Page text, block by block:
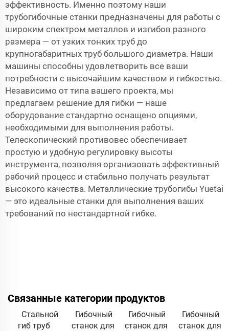
эффективность. Именно поэтому наши
трубогибочные станки предназначены для работы с
широким спектром металлов и изгибов разного
размера — от узких тонких труб до
крупногабаритных труб большого диаметра. Наши
машины способны удовлетворить все ваши
потребности с высочайшим качеством и гибкостью.
Независимо от типа вашего проекта, мы
предлагаем решение для гибки — наше
оборудование стандартно оснащено опциями,
необходимыми для выполнения работы.
Телескопический противовес обеспечивает
простую и удобную регулировку высоты
инструмента, позволяя организовать эффективный
рабочий процесс и стабильно получать результат
высокого качества. Металлические трубогибы Yuetai
— это идеальные станки для выполнения ваших
требований по нестандартной гибке.
Связанные категории продуктов
Стальной
гиб труб
Гибочный
станок для
Гибочный
станок для
Гибочный
станок для